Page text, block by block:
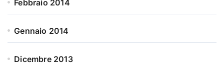
Febbraio 2014
Gennaio 2014
Dicembre 2013